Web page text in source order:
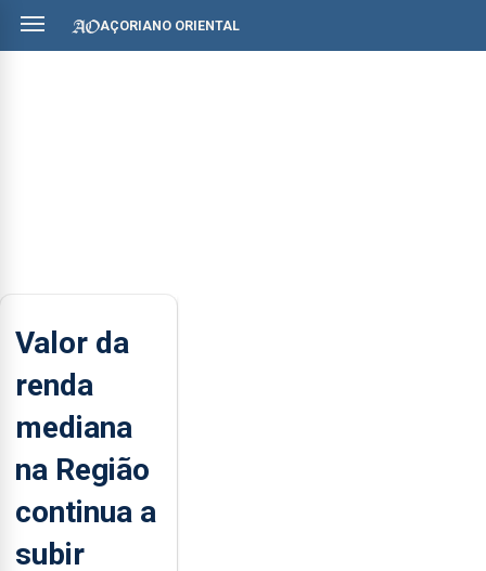
AÇORIANO ORIENTAL
Valor da
renda
mediana
na Região
continua a
subir